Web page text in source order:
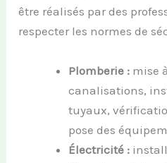
être réalisés par des
respecter les normes de
Plomberie : mise
canalisations,
tuyaux,
pose des
Électricité :